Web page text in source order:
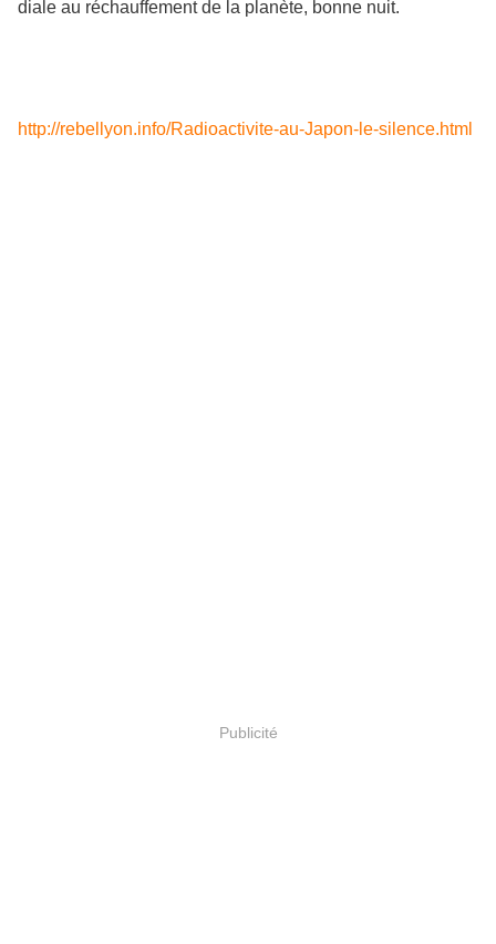
diale au réchauf­fe­ment de la pla­nète, bonne nuit.
http://rebellyon.info/Radioactivite-au-Japon-le-silence.html
Publicité